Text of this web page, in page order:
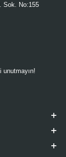
Sok. No:155
unutmayın!